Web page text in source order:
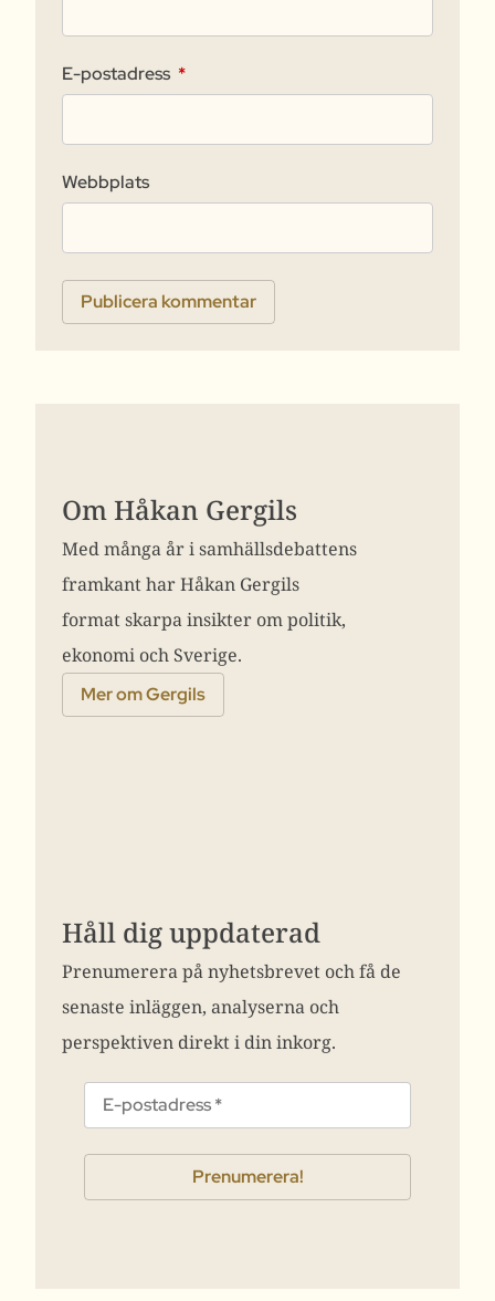
E-postadress *
Webbplats
Om Håkan Gergils
Med många år i samhällsdebattens
framkant har Håkan Gergils
format skarpa insikter om politik,
ekonomi och Sverige.
Mer om Gergils
Håll dig uppdaterad
Prenumerera på nyhetsbrevet och få de
senaste inläggen, analyserna och
perspektiven direkt i din inkorg.